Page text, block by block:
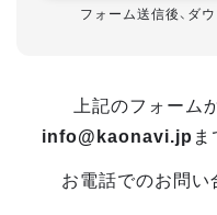
フォーム送信後、ダ
上記のフォーム
info@kaonavi.jp
お電話でのお問い